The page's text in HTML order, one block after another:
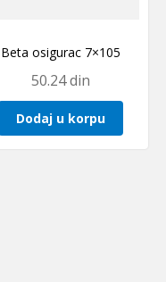
Beta osigurac 7×105
50.24din
Dodaj u korpu